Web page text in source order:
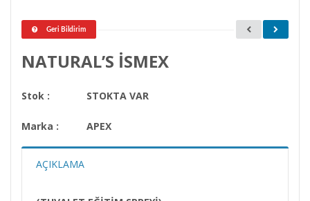
Geri Bildirim
NATURAL’S İSMEX
Stok : STOKTA VAR
Marka : APEX
AÇIKLAMA